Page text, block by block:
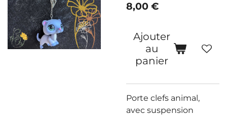
8,00 €
Ajouter
au
panier
Porte clefs animal,
avec suspension